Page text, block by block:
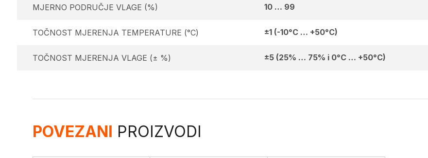
MJERNO PODRUČJE VLAGE (%) 10 … 99
TOČNOST MJERENJA TEMPERATURE (°C) ±1 (-10°C … +50°C)
TOČNOST MJERENJA VLAGE (± %) ±5 (25% … 75% i 0°C … +50°C)
POVEZANI PROIZVODI